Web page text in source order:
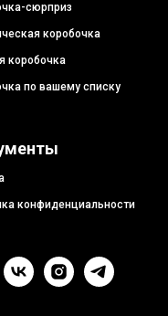
сюрприз
коробочка
коробочка
по вашему списку
конфиденциальности